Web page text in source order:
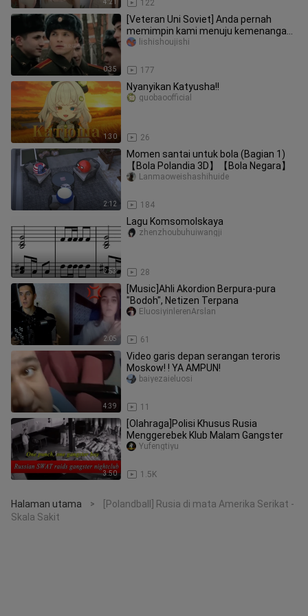
4:21 122
0:35
[Veteran Uni Soviet] Anda pernah
memimpin kami menuju kemenangan,
dan sekarang kami membantu Anda
177
lishishoujishi
1:30
Nyanyikan Katyusha!!
26
guobaoofficial
2:12
Momen santai untuk bola (Bagian 1)
【Bola Polandia 3D】【Bola Negara】
184
Lanmaoweishashihuide
2:53
Lagu Komsomolskaya
28
zhenzhoubuhuiwangji
2:05
[Music]Ahli Akordion Berpura-pura
"Bodoh", Netizen Terpana
61
EluosiyinlerenArslan
4:39
Video garis depan serangan teroris
Moskow! ! YA AMPUN!
11
baiyezaieluosi
3:50
[Olahraga]Polisi Khusus Rusia
Menggerebek Klub Malam Gangster
1.5K
Yufengtiyu
Halaman utama >
[Polandball] Rusia di mata Amerika Serikat -
Skala Sakit